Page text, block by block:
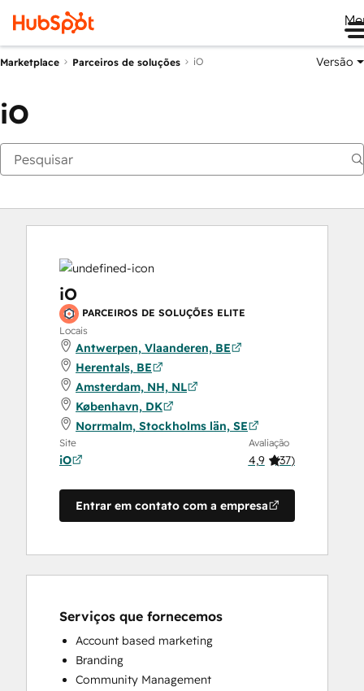
Marketplace Parceiros de soluções iO Versão
iO
iO
PARCEIROS DE SOLUÇÕES ELITE
Locais
Antwerpen, Vlaanderen, BE
Herentals, BE
Amsterdam, NH, NL
København, DK
Norrmalm, Stockholms län, SE
Site
iO
Avaliação
4,9 (37)
Entrar em contato com a empresa
Serviços que fornecemos
Account based marketing
Branding
Community Management